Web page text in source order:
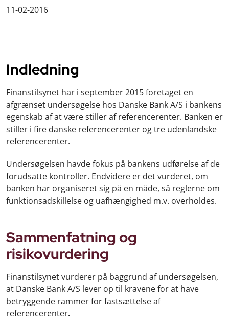
11-02-2016
Indledning
Finanstilsynet har i september 2015 foretaget en
afgrænset undersøgelse hos Danske Bank A/S i bankens
egenskab af at være stiller af referencerenter. Banken er
stiller i fire danske referencerenter og tre udenlandske
referencerenter.
Undersøgelsen havde fokus på bankens udførelse af de
forudsatte kontroller. Endvidere er det vurderet, om
banken har organiseret sig på en måde, så reglerne om
funktionsadskillelse og uafhængighed m.v. overholdes.
Sammenfatning og
risikovurdering
Finanstilsynet vurderer på baggrund af undersøgelsen,
at Danske Bank A/S lever op til kravene for at have
betryggende rammer for fastsættelse af
referencerenter.